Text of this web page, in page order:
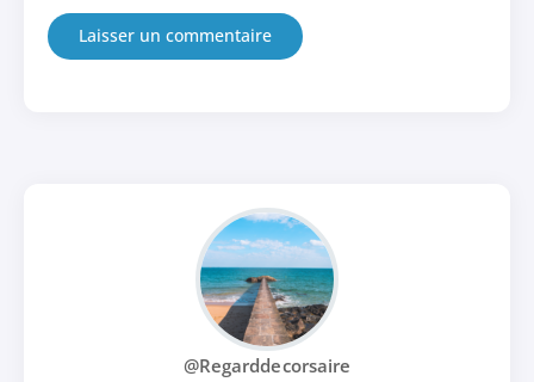
@Regarddecorsaire